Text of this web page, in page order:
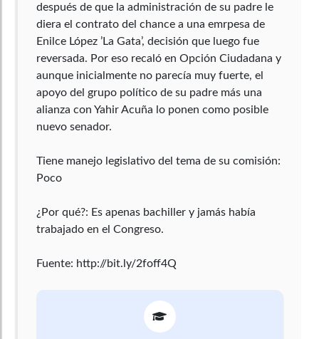
después de que la administración de su padre le
diera el contrato del chance a una emrpesa de
Enilce López ’La Gata’, decisión que luego fue
reversada. Por eso recaló en Opción Ciudadana y
aunque inicialmente no parecía muy fuerte, el
apoyo del grupo político de su padre más una
alianza con Yahir Acuña lo ponen como posible
nuevo senador.
Tiene manejo legislativo del tema de su comisión:
Poco
¿Por qué?: Es apenas bachiller y jamás había
trabajado en el Congreso.
Fuente: http://bit.ly/2foff4Q